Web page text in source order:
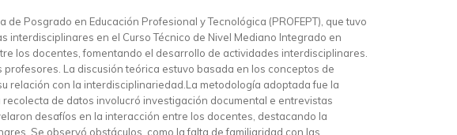
Posgrado en Educación Profesional y Tecnológica (PROFEPT), que tuvo
en el Curso Técnico de Nivel Mediano Integrado en
los docentes, fomentando el desarrollo de actividades interdisciplinares.
La discusión teórica estuvo basada en los conceptos de
relación con la interdisciplinariedad.La metodología adoptada fue la
de datos involucró investigación documental e entrevistas
desafíos en la interacción entre los docentes, destacando la
Se observó obstáculos, como la falta de familiaridad con las